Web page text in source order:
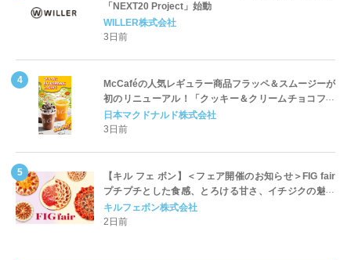
「NEXT20 Project」始動
WILLER株式会社
3日前
McCaféの人気レギュラー商品フラッペ＆スムージーが
初のリニューアル！「クッキー＆クリームチョコフラ
ッペ」「マンゴースムージー」8月5日（水）から販売
開始
日本マクドナルド株式会社
3日前
【キル フェ ボン】＜フェア開催のお知らせ＞FIG fair
プチプチとした食感、とろける甘さ、イチジクの魅力
をたっぷりと。新作を含め、イチジク尽くしの全4種が
登場8月20日（木）スタート
キルフェボン株式会社
2日前